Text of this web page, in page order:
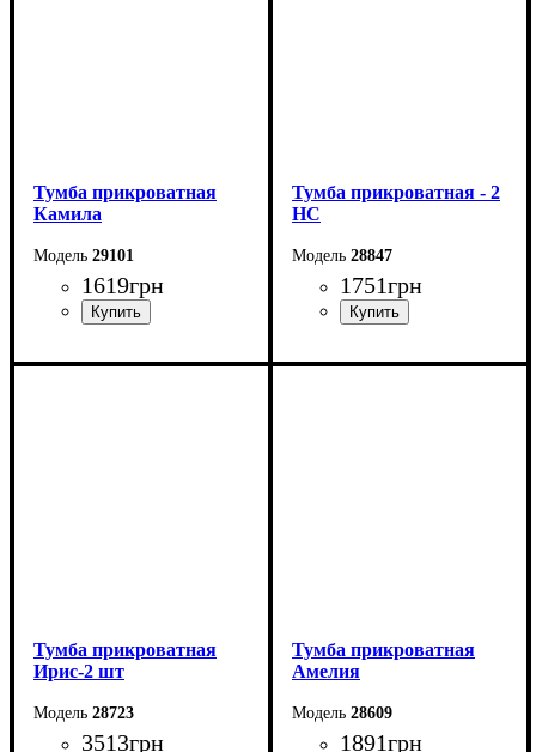
Тумба прикроватная
Камила
29101
1619грн
Ширина: 50 см
Тумба прикроватная - 2
НС
28847
1751грн
Ширина: 40 см
Тумба прикроватная
Ирис-2 шт
28723
3513грн
Тумба прикроватная
Амелия
28609
1891грн